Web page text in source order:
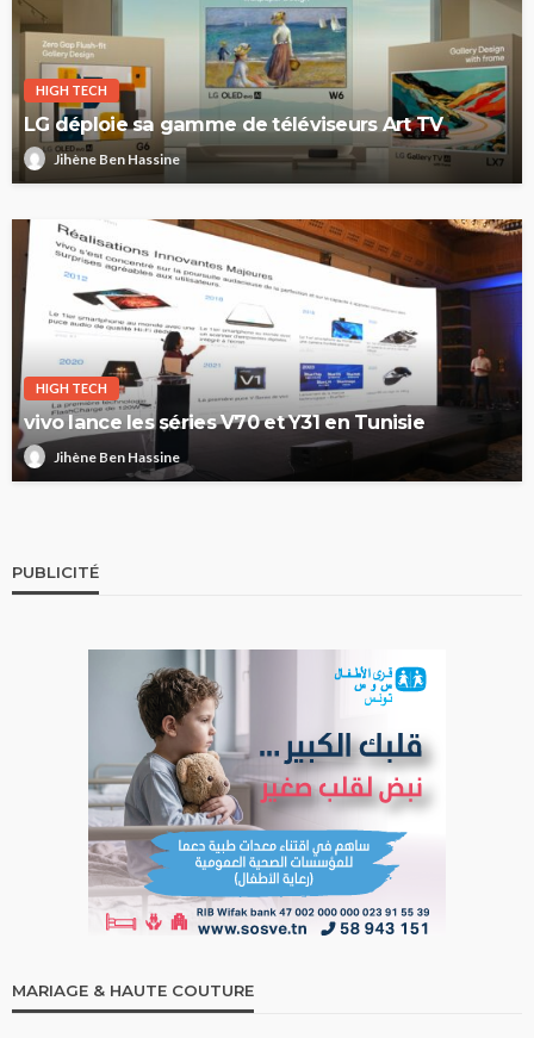
HIGH TECH
LG déploie sa gamme de téléviseurs Art TV
Jihène Ben Hassine
HIGH TECH
vivo lance les séries V70 et Y31 en Tunisie
Jihène Ben Hassine
PUBLICITÉ
MARIAGE & HAUTE COUTURE